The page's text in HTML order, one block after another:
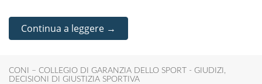
Continua a leggere →
CONI – COLLEGIO DI GARANZIA DELLO SPORT - GIUDIZI ,
DECISIONI DI GIUSTIZIA SPORTIVA